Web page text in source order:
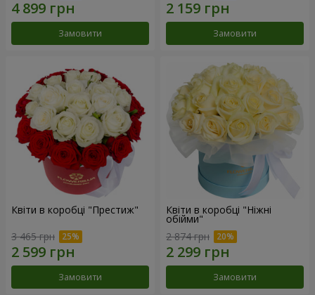
Замовити Замовити
Квіти в коробці "Престиж"
3 465 грн
Замовити
Квіти в коробці "Ніжні
обійми"
2 874 грн
Замовити